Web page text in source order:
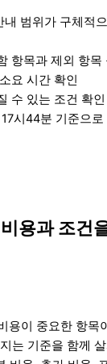
내 범위가 구체적
항목과 제외 항목
요 시간 확인
수 있는 조건 확인
시44분 기준으로
용과 조건
용이 중요한 항목
는 기준을 함께